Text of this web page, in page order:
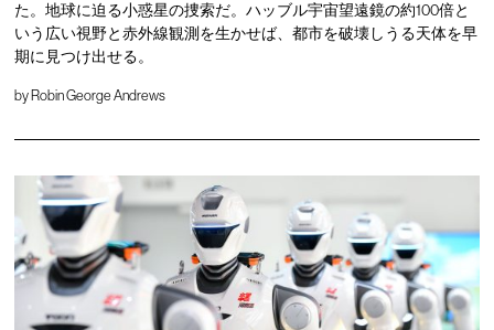
た。地球に迫る小惑星の捜索だ。ハッブル宇宙望遠鏡の約100倍と
いう広い視野と赤外線観測を生かせば、都市を破壊しうる天体を早
期に見つけ出せる。
byRobin George Andrews